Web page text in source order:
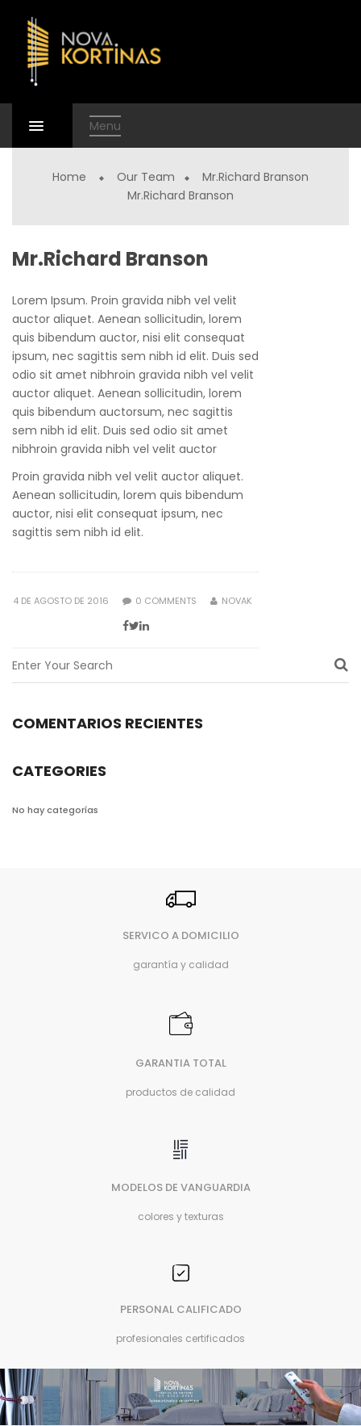
Menu
Home Our Team
Mr.Richard Branson
Mr.Richard Branson
COMENTARIOS RECIENTES
CATEGORIES
No hay categorías
Mr.Richard Branson
Lorem Ipsum. Proin gravida nibh vel velit
auctor aliquet. Aenean sollicitudin, lorem
quis bibendum auctor, nisi elit consequat
ipsum, nec sagittis sem nibh id elit. Duis sed
odio sit amet nibhroin gravida nibh vel velit
auctor aliquet. Aenean sollicitudin, lorem
quis bibendum auctorsum, nec sagittis
sem nibh id elit. Duis sed odio sit amet
nibhroin gravida nibh vel velit auctor
Proin gravida nibh vel velit auctor aliquet.
Aenean sollicitudin, lorem quis bibendum
auctor, nisi elit consequat ipsum, nec
sagittis sem nibh id elit.
POSTED
4 DE AGOSTO DE 2016 0 COMMENTS NOVAK
SERVICO A DOMICILIO
garantía y calidad
GARANTIA TOTAL
productos de calidad
MODELOS DE VANGUARDIA
colores y texturas
PERSONAL CALIFICADO
profesionales certificados